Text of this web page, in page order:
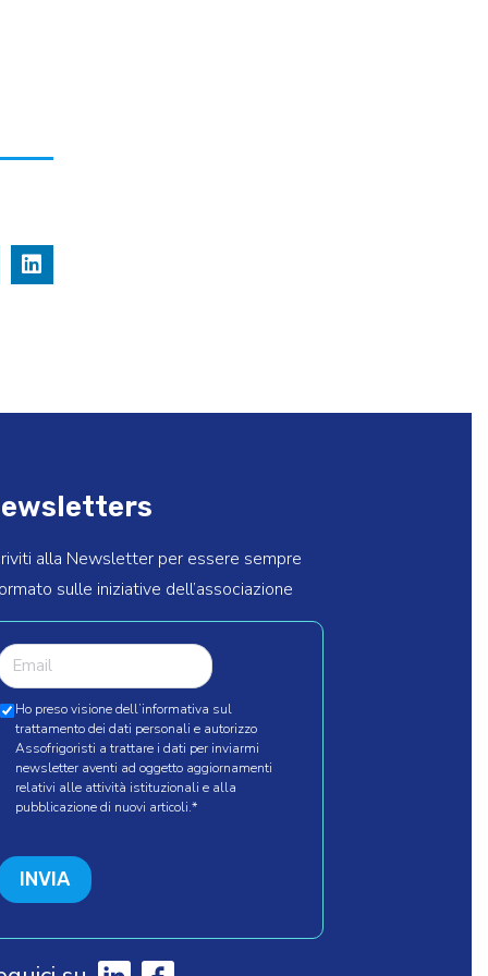
alla Newsletter per essere sempre
sulle iniziative dell’associazione
Ho preso visione dell’informativa sul
trattamento dei dati personali e autorizzo
Assofrigoristi a trattare i dati per inviarmi
newsletter aventi ad oggetto aggiornamenti
relativi alle attività istituzionali e alla
pubblicazione di nuovi articoli.*
INVIA